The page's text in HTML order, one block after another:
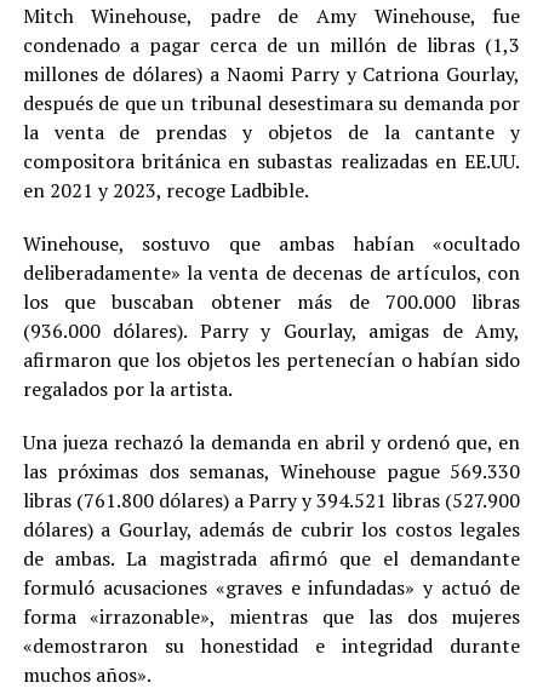
Mitch Winehouse, padre de Amy Winehouse, fue
condenado a pagar cerca de un millón de libras (1,3
millones de dólares) a Naomi Parry y Catriona Gourlay,
después de que un tribunal desestimara su demanda por
la venta de prendas y objetos de la cantante y
compositora británica en subastas realizadas en EE.UU.
en 2021 y 2023, recoge Ladbible.
Winehouse, sostuvo que ambas habían «ocultado
deliberadamente» la venta de decenas de artículos, con
los que buscaban obtener más de 700.000 libras
(936.000 dólares). Parry y Gourlay, amigas de Amy,
afirmaron que los objetos les pertenecían o habían sido
regalados por la artista.
Una jueza rechazó la demanda en abril y ordenó que, en
las próximas dos semanas, Winehouse pague 569.330
libras (761.800 dólares) a Parry y 394.521 libras (527.900
dólares) a Gourlay, además de cubrir los costos legales
de ambas. La magistrada afirmó que el demandante
formuló acusaciones «graves e infundadas» y actuó de
forma «irrazonable», mientras que las dos mujeres
«demostraron su honestidad e integridad durante
muchos años».